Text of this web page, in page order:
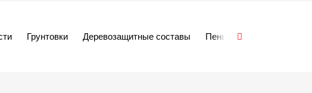
Грунтовки Деревозащитные составы Пены